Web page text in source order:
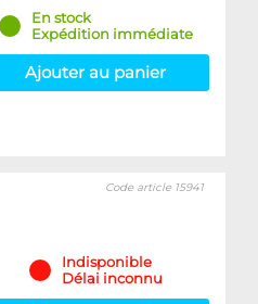
En stock
Expédition immédiate
Ajouter au panier
Code article 15941
Indisponible
Délai inconnu